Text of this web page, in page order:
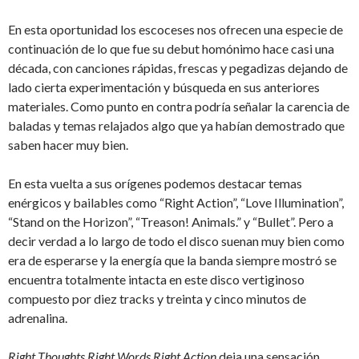
En esta oportunidad los escoceses nos ofrecen una especie de
continuación de lo que fue su debut homónimo hace casi una
década, con canciones rápidas, frescas y pegadizas dejando de
lado cierta experimentación y búsqueda en sus anteriores
materiales. Como punto en contra podría señalar la carencia de
baladas y temas relajados algo que ya habían demostrado que
saben hacer muy bien.
En esta vuelta a sus orígenes podemos destacar temas
enérgicos y bailables como “Right Action”, “Love Illumination”,
“Stand on the Horizon”, “Treason! Animals.” y “Bullet”. Pero a
decir verdad a lo largo de todo el disco suenan muy bien como
era de esperarse y la energía que la banda siempre mostró se
encuentra totalmente intacta en este disco vertiginoso
compuesto por diez tracks y treinta y cinco minutos de
adrenalina.